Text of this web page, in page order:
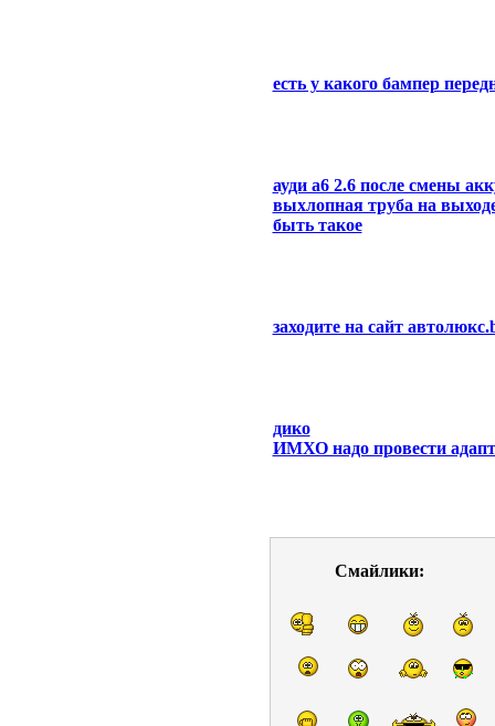
есть у какого бампер
ауди а6 2.6 после смены
выхлопная труба на
быть такое
заходите на сайт
дико
ИМХО надо провести
Смайлики: